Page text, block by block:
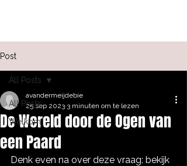
Post
All Posts
Welkom
All Posts
De Wereld door de Ogen van
een Paard
avandermeijdebie
25 sep 2023 3 minuten om te lezen
Denk even na over deze vraag: bekijk